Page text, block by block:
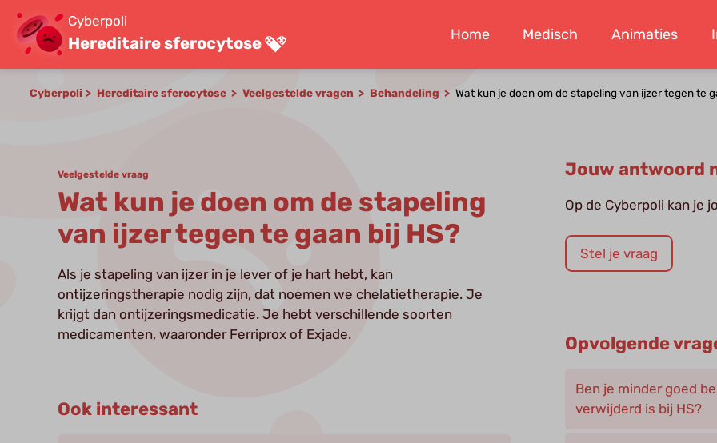
Cyberpoli
Hereditaire sferocytose Home Medisch Animaties
Cyberpoli Hereditaire sferocytose Veelgestelde vragen Behandeling Wat kun je doen om de stapeling van ijzer tegen te
Veelgestelde vraag
Wat kun je doen om de stapeling
van ijzer tegen te gaan bij HS?
Als je stapeling van ijzer in je lever of je hart hebt, kan
ontijzeringstherapie nodig zijn, dat noemen we chelatietherapie. Je
krijgt dan ontijzeringsmedicatie. Je hebt verschillende soorten
medicamenten, waaronder Ferriprox of Exjade.
Ook interessant
Jouw antwoord
Op de Cyberpoli kan je
Stel je vraag
Opvolgende
Ben je minder goed
verwijderd is bij HS?